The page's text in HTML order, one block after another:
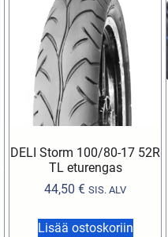
DELI Storm 100/80-17 52R
TL eturengas
44,50€ SIS. ALV
Lisää ostoskoriin